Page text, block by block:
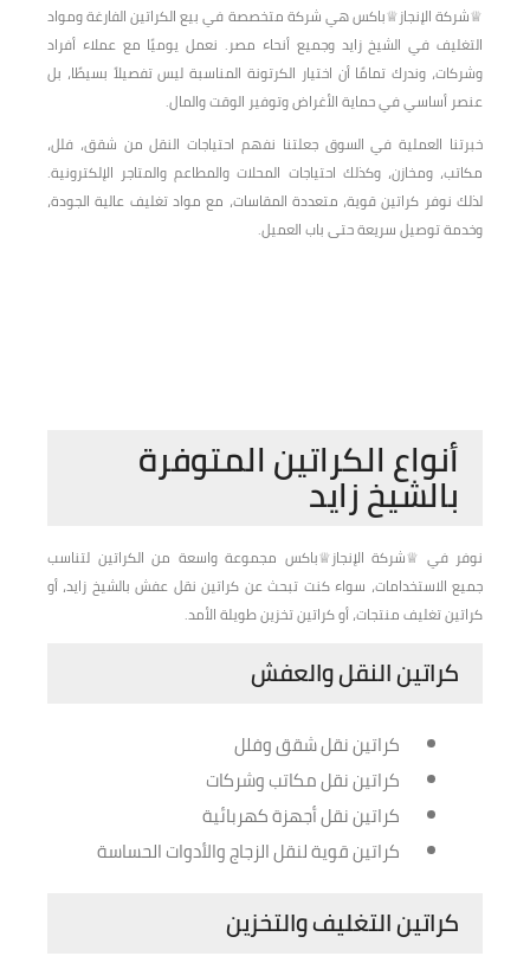
♕شركة الإنجاز♕باكس هي شركة متخصصة في بيع الكراتين الفارغة ومواد
التغليف في الشيخ زايد وجميع أنحاء مصر. نعمل يوميًا مع عملاء أفراد
وشركات، وندرك تمامًا أن اختيار الكرتونة المناسبة ليس تفصيلاً بسيطًا، بل
عنصر أساسي في حماية الأغراض وتوفير الوقت والمال.
خبرتنا العملية في السوق جعلتنا نفهم احتياجات النقل من شقق، فلل،
مكاتب، ومخازن، وكذلك احتياجات المحلات والمطاعم والمتاجر الإلكترونية.
لذلك نوفر كراتين قوية، متعددة المقاسات، مع مواد تغليف عالية الجودة،
وخدمة توصيل سريعة حتى باب العميل.
أنواع الكراتين المتوفرة
بالشيخ زايد
نوفر في ♕شركة الإنجاز♕باكس مجموعة واسعة من الكراتين لتناسب
جميع الاستخدامات، سواء كنت تبحث عن كراتين نقل عفش بالشيخ زايد، أو
كراتين تغليف منتجات، أو كراتين تخزين طويلة الأمد.
كراتين النقل والعفش
كراتين نقل شقق وفلل
كراتين نقل مكاتب وشركات
كراتين نقل أجهزة كهربائية
كراتين قوية لنقل الزجاج والأدوات الحساسة
كراتين التغليف والتخزين